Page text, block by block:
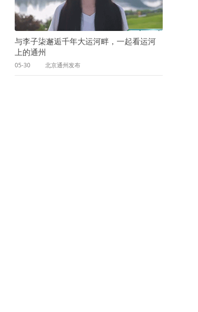
与李子柒邂逅千年大运河畔，一起看运河
上的通州
05-30 北京通州发布